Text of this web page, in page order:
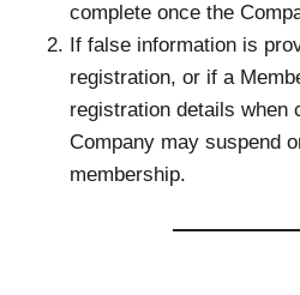
complete once the
If false information is
registration, or if a
registration details when
Company may suspend
membership.